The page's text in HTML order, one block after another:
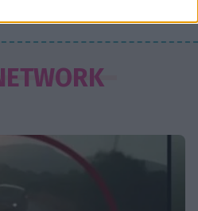
στον
τη μακρινή